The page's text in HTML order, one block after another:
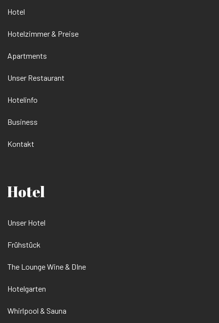
Hotel
Hotelzimmer & Preise
Apartments
Unser Restaurant
Hotelinfo
Business
Kontakt
Hotel
Unser Hotel
Frühstück
The Lounge Wine & DIne
Hotelgarten
Whirlpool & Sauna